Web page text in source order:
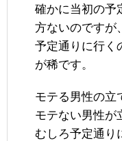
確かに当初の予
方ないのですが
予定通りに行く
が稀です。
モテる男性の立
モテない男性が
むしろ予定通り